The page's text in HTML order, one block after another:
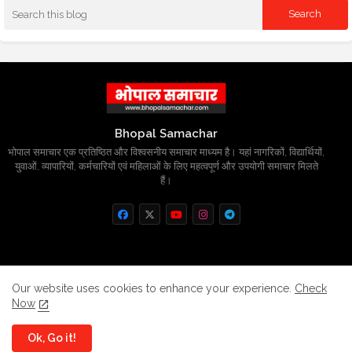
Bhopal Samachar
भोपाल समाचार एक प्रतिष्ठित और विश्वसनीय समाचार माध्यम है। यहां नागरिकों, विद्यार्थियों,
युवाओं, व्यापारियों, कर्मचारियों एवं महिलाओं के लिए महत्वपूर्ण और उपयोगी समाचार मिलते
हैं।
All Right Reserved Copyright
Grievance
Disclaimer sitemap
Our website uses cookies to enhance your experience. Check
Now
Ok, Go it!